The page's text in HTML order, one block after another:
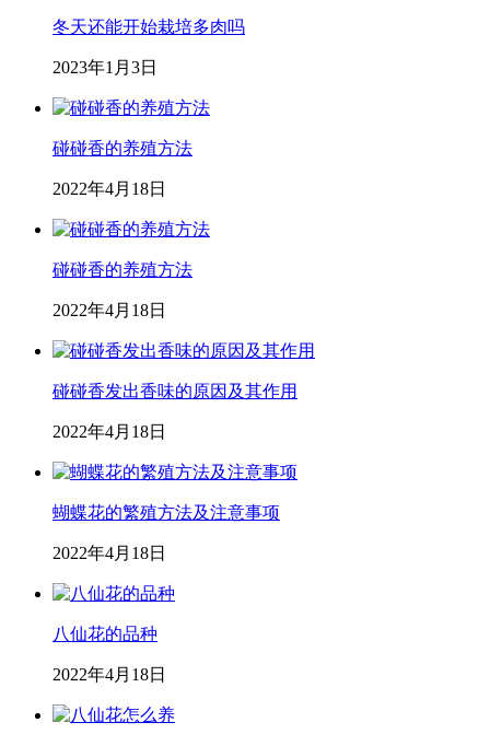
冬天还能开始栽培多肉吗
2023年1月3日
碰碰香的养殖方法
2022年4月18日
碰碰香的养殖方法
2022年4月18日
碰碰香发出香味的原因及其作用
2022年4月18日
蝴蝶花的繁殖方法及注意事项
2022年4月18日
八仙花的品种
2022年4月18日